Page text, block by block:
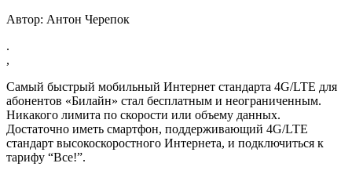
Автор: Антон Черепок
.
,
Самый быстрый мобильный Интернет стандарта 4G/LTE для
абонентов «Билайн» стал бесплатным и неограниченным.
Никакого лимита по скорости или объему данных.
Достаточно иметь смартфон, поддерживающий 4G/LTE
стандарт высокоскоростного Интернета, и подключиться к
тарифу “Все!”.